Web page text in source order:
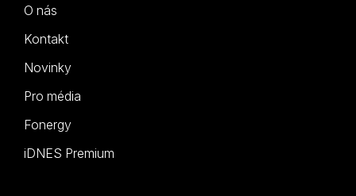
O nás
Kontakt
Novinky
Pro média
Fonergy
iDNES Premium